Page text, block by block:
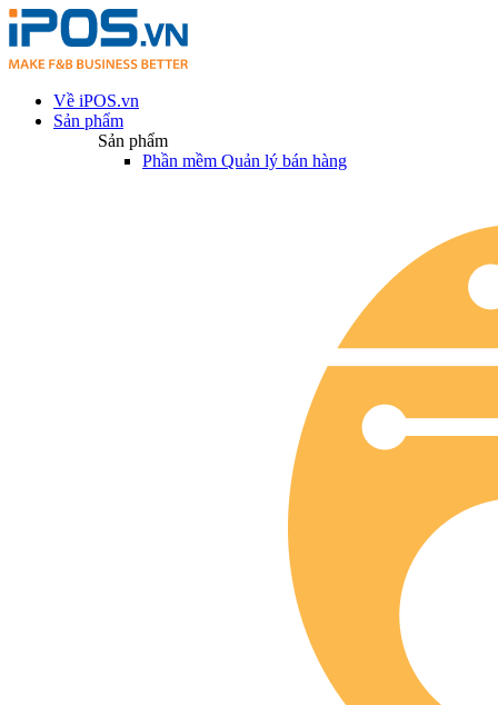
Về iPOS.vn
Sản phẩm
Sản phẩm
Phần mềm Quản lý bán hàng